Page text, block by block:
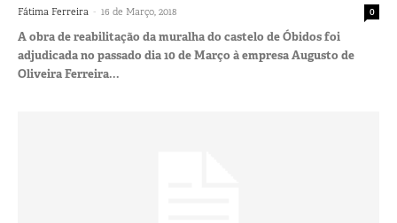
Fátima Ferreira - 16 de Março, 2018 0
A obra de reabilitação da muralha do castelo de Óbidos foi
adjudicada no passado dia 10 de Março à empresa Augusto de
Oliveira Ferreira...